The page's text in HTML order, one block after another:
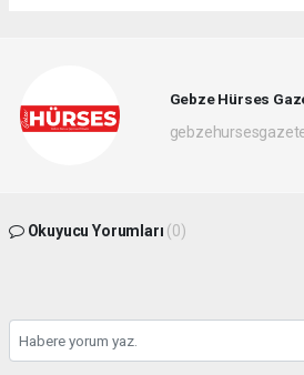
Gebze Hürses
Okuyucu Yorumları (0)